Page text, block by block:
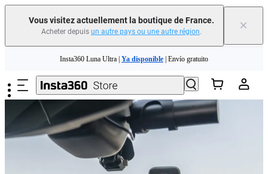
Vous visitez actuellement la boutique de France.
Acheter depuis un autre pays ou une autre région. ×
Insta360 Luna Ultra | Ya disponible | Envío gratuito
Échangez votre ancien appareil et recevez de l'argent pour votre nouvel achat.｜
En savoir plus
Need shopping help? | Chat with our experts now!
Insta360 Luna Ultra |Ya disponible